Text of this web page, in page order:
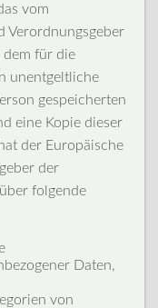
vom
Verordnungsgeber
dem für die
unentgeltliche
gespeicherten
eine Kopie dieser
der Europäische
der
folgende
Daten,
von